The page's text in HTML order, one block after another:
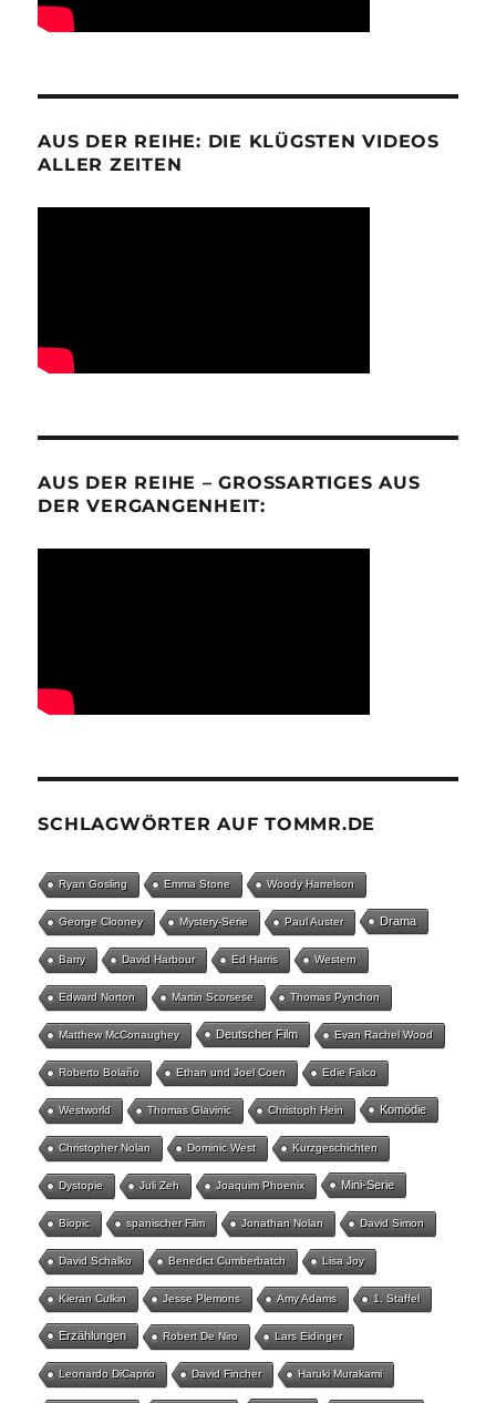
AUS DER REIHE: DIE KLÜGSTEN VIDEOS
ALLER ZEITEN
AUS DER REIHE – GROSSARTIGES AUS D
ER VERGANGENHEIT:
SCHLAGWÖRTER AUF TOMMR.DE
Ryan Gosling Emma Stone Woody Harrelson
George Clooney Mystery-Serie Paul Auster Drama
Barry David Harbour Ed Harris Western
Edward Norton Martin Scorsese Thomas Pynchon
Matthew McConaughey Deutscher Film Evan Rachel Wood
Roberto Bolaño Ethan und Joel Coen Edie Falco
Westworld Thomas Glavinic Christoph Hein Komödie
Christopher Nolan Dominic West Kurzgeschichten
Dystopie Juli Zeh Joaquim Phoenix Mini-Serie
Biopic spanischer Film Jonathan Nolan David Simon
David Schalko Benedict Cumberbatch Lisa Joy
Kieran Culkin Jesse Plemons Amy Adams 1. Staffel
Erzählungen Robert De Niro Lars Eidinger
Leonardo DiCaprio David Fincher Haruki Murakami